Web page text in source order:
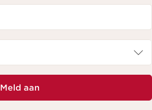
Meld aan